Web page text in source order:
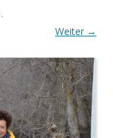
.
Weiter →